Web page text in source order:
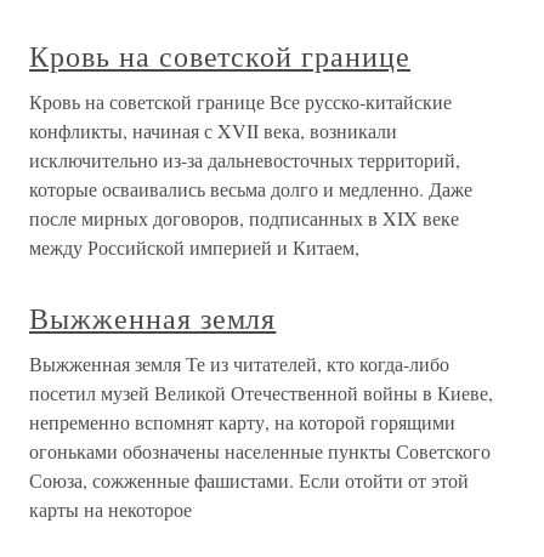
Кровь на советской границе
Кровь на советской границе Все русско-китайские
конфликты, начиная с XVII века, возникали
исключительно из-за дальневосточных территорий,
которые осваивались весьма долго и медленно. Даже
после мирных договоров, подписанных в XIX веке
между Российской империей и Китаем,
Выжженная земля
Выжженная земля Те из читателей, кто когда-либо
посетил музей Великой Отечественной войны в Киеве,
непременно вспомнят карту, на которой горящими
огоньками обозначены населенные пункты Советского
Союза, сожженные фашистами. Если отойти от этой
карты на некоторое